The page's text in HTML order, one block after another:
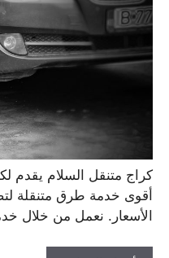
كراج متنقل السلام يقدم
أقوى خدمة طرق متنقلة
الأسعار. نعمل من خلال